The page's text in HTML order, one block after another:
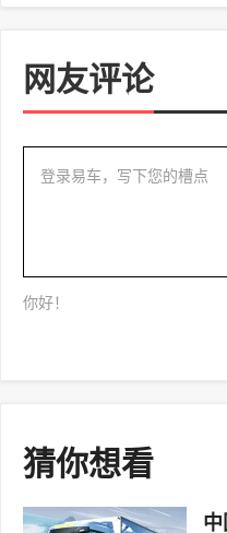
网友评论
登录易车，写下您的槽点
你好！
猜你想看